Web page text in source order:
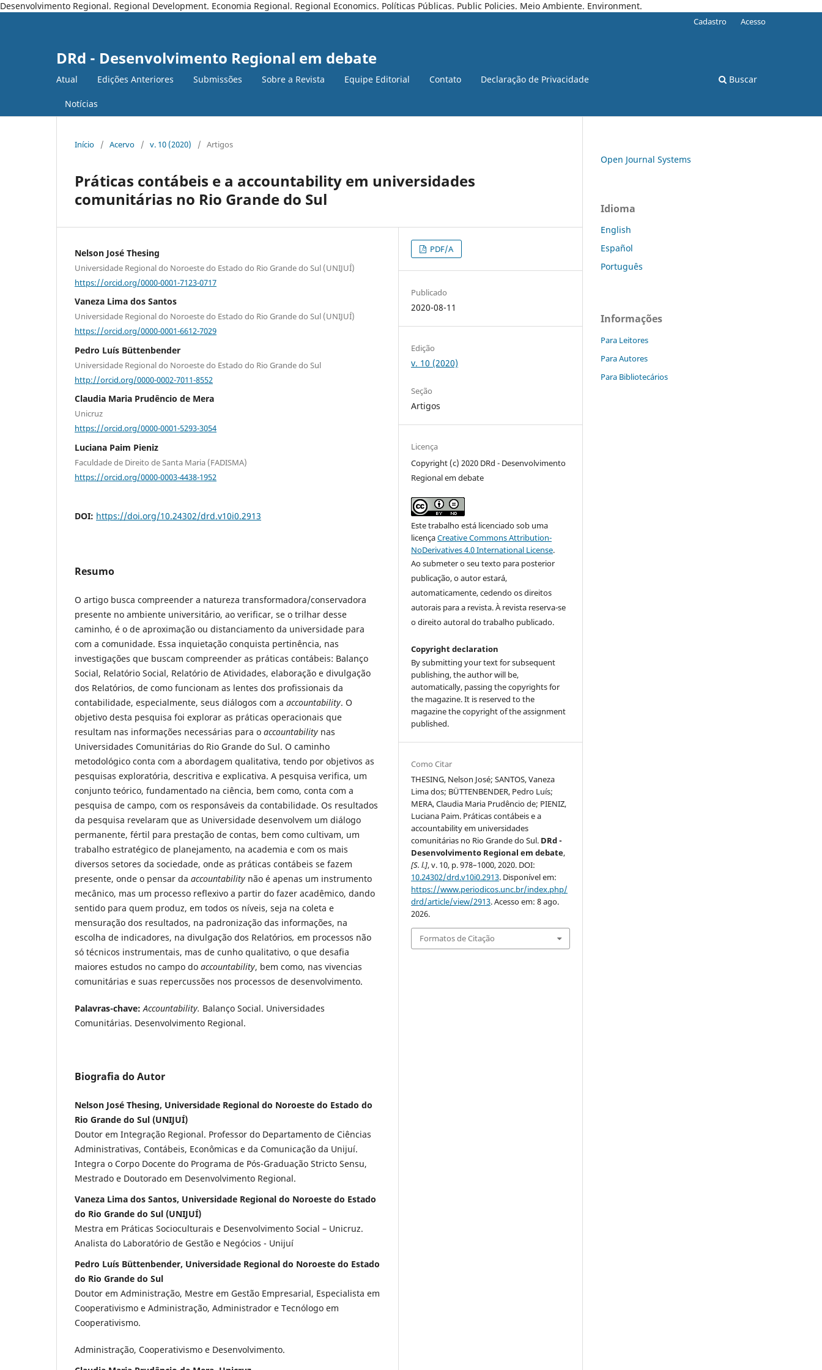
Desenvolvimento Regional. Regional Development. Economia Regional. Regional Economics. Políticas Públicas. Public Policies. Meio Ambiente. Environment.
DRd - Desenvolvimento Regional em debate
Atual Edições Anteriores Submissões Sobre a Revista Equipe Editorial Contato Declaração de Privacidade
Notícias
Buscar
Cadastro Acesso
Início / Acervo / v. 10 (2020) / Artigos
Práticas contábeis e a accountability em universidades
comunitárias no Rio Grande do Sul
Nelson José Thesing
Universidade Regional do Noroeste do Estado do Rio Grande do Sul (UNIJUÍ)
https://orcid.org/0000-0001-7123-0717
Vaneza Lima dos Santos
Universidade Regional do Noroeste do Estado do Rio Grande do Sul (UNIJUÍ)
https://orcid.org/0000-0001-6612-7029
Pedro Luís Büttenbender
Universidade Regional do Noroeste do Estado do Rio Grande do Sul
http://orcid.org/0000-0002-7011-8552
Claudia Maria Prudêncio de Mera
Unicruz
https://orcid.org/0000-0001-5293-3054
Luciana Paim Pieniz
Faculdade de Direito de Santa Maria (FADISMA)
https://orcid.org/0000-0003-4438-1952
DOI: https://doi.org/10.24302/drd.v10i0.2913
Resumo
O artigo busca compreender a natureza transformadora/conservadora
presente no ambiente universitário, ao verificar, se o trilhar desse
caminho, é o de aproximação ou distanciamento da universidade para
com a comunidade. Essa inquietação conquista pertinência, nas
investigações que buscam compreender as práticas contábeis: Balanço
Social, Relatório Social, Relatório de Atividades, elaboração e divulgação
dos Relatórios, de como funcionam as lentes dos profissionais da
contabilidade, especialmente, seus diálogos com a accountability. O
objetivo desta pesquisa foi explorar as práticas operacionais que
resultam nas informações necessárias para o accountability nas
Universidades Comunitárias do Rio Grande do Sul. O caminho
metodológico conta com a abordagem qualitativa, tendo por objetivos as
pesquisas exploratória, descritiva e explicativa. A pesquisa verifica, um
conjunto teórico, fundamentado na ciência, bem como, conta com a
pesquisa de campo, com os responsáveis da contabilidade. Os resultados
da pesquisa revelaram que as Universidade desenvolvem um diálogo
permanente, fértil para prestação de contas, bem como cultivam, um
trabalho estratégico de planejamento, na academia e com os mais
diversos setores da sociedade, onde as práticas contábeis se fazem
presente, onde o pensar da accountability não é apenas um instrumento
mecânico, mas um processo reflexivo a partir do fazer acadêmico, dando
sentido para quem produz, em todos os níveis, seja na coleta e
mensuração dos resultados, na padronização das informações, na
escolha de indicadores, na divulgação dos Relatórios, em processos não
só técnicos instrumentais, mas de cunho qualitativo, o que desafia
maiores estudos no campo do accountability, bem como, nas vivencias
comunitárias e suas repercussões nos processos de desenvolvimento.
Palavras-chave: Accountability. Balanço Social. Universidades
Comunitárias. Desenvolvimento Regional.
Biografia do Autor
Nelson José Thesing, Universidade Regional do Noroeste do Estado do
Rio Grande do Sul (UNIJUÍ)
Doutor em Integração Regional. Professor do Departamento de Ciências
Administrativas, Contábeis, Econômicas e da Comunicação da Unijuí.
Integra o Corpo Docente do Programa de Pós-Graduação Stricto Sensu,
Mestrado e Doutorado em Desenvolvimento Regional.
Vaneza Lima dos Santos, Universidade Regional do Noroeste do Estado
do Rio Grande do Sul (UNIJUÍ)
Mestra em Práticas Socioculturais e Desenvolvimento Social – Unicruz.
Analista do Laboratório de Gestão e Negócios - Unijuí
Pedro Luís Büttenbender, Universidade Regional do Noroeste do Estado
do Rio Grande do Sul
Doutor em Administração, Mestre em Gestão Empresarial, Especialista em
Cooperativismo e Administração, Administrador e Tecnólogo em
Cooperativismo.
Administração, Cooperativismo e Desenvolvimento.
PDF/A
Publicado
2020-08-11
Edição
v. 10 (2020)
Seção
Artigos
Licença
Copyright (c) 2020 DRd - Desenvolvimento
Regional em debate
Este trabalho está licenciado sob uma
licençaCreative Commons Attribution-
NoDerivatives 4.0 International License.
Ao submeter o seu texto para posterior
publicação, o autor estará,
automaticamente, cedendo os direitos
autorais para a revista. À revista reserva-se
o direito autoral do trabalho publicado.
Copyright declaration
By submitting your text for subsequent
publishing, the author will be,
automatically, passing the copyrights for
the magazine. It is reserved to the
magazine the copyright of the assignment
published.
Como Citar
THESING, Nelson José; SANTOS, Vaneza
Lima dos; BÜTTENBENDER, Pedro Luís;
MERA, Claudia Maria Prudêncio de; PIENIZ,
Luciana Paim. Práticas contábeis e a
accountability em universidades
comunitárias no Rio Grande do Sul. DRd -
Desenvolvimento Regional em debate,
[S. l.], v. 10, p. 978–1000, 2020. DOI:
10.24302/drd.v10i0.2913. Disponível em:
https://www.periodicos.unc.br/index.php/
drd/article/view/2913. Acesso em: 8 ago.
2026.
Formatos de Citação
Open Journal Systems
Idioma
English
Español
Português
Informações
Para Leitores
Para Autores
Para Bibliotecários